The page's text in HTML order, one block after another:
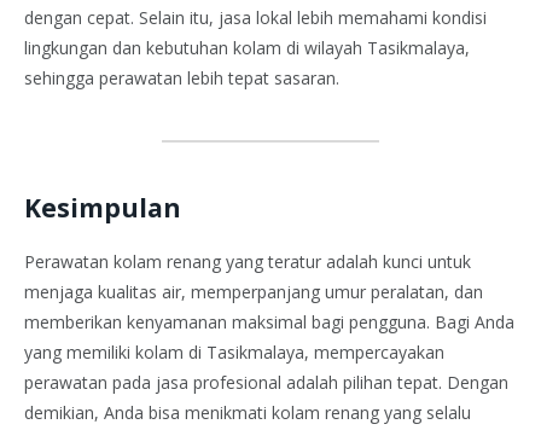
dengan cepat. Selain itu, jasa lokal lebih memahami kondisi
lingkungan dan kebutuhan kolam di wilayah Tasikmalaya,
sehingga perawatan lebih tepat sasaran.
Kesimpulan
Perawatan kolam renang yang teratur adalah kunci untuk
menjaga kualitas air, memperpanjang umur peralatan, dan
memberikan kenyamanan maksimal bagi pengguna. Bagi Anda
yang memiliki kolam di Tasikmalaya, mempercayakan
perawatan pada jasa profesional adalah pilihan tepat. Dengan
demikian, Anda bisa menikmati kolam renang yang selalu